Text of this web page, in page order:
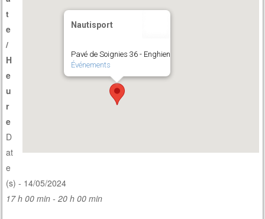
Nautisport
Pavé de Soignies 36 - Enghien
Événements
t
e
/
H
e
u
r
e
D
at
e
(s) - 14/05/2024
17 h 00 min - 20 h 00 min